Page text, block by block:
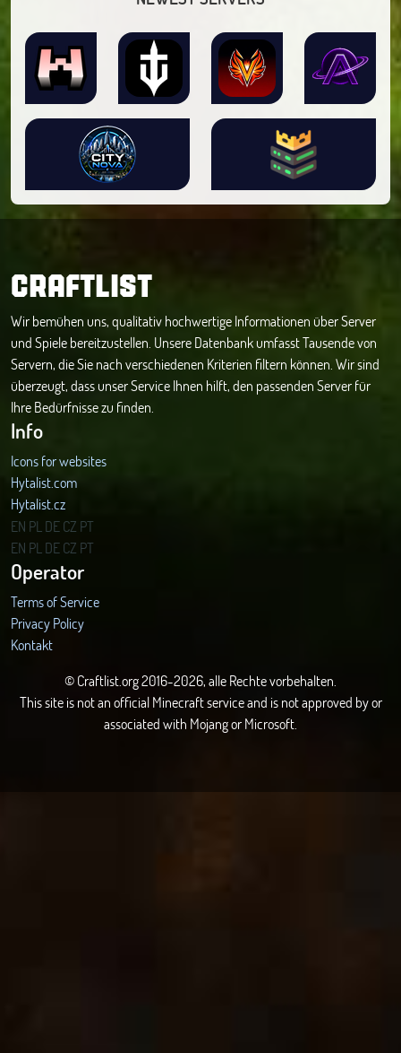
CRAFTLIST
Wir bemühen uns, qualitativ hochwertige Informationen über Server
und Spiele bereitzustellen. Unsere Datenbank umfasst Tausende von
Servern, die Sie nach verschiedenen Kriterien filtern können. Wir sind
überzeugt, dass unser Service Ihnen hilft, den passenden Server für
Ihre Bedürfnisse zu finden.
Info
Icons for websites
Hytalist.com
Hytalist.cz
Hytamods.org
EN PL DECZ PT
EN PL DECZ PT
Operator
Terms of Service
Privacy Policy
Kontakt
© Craftlist.org 2016-2026, alle Rechte vorbehalten.
This site is not an official Minecraft service and is not approved by or
associated with Mojang or Microsoft.